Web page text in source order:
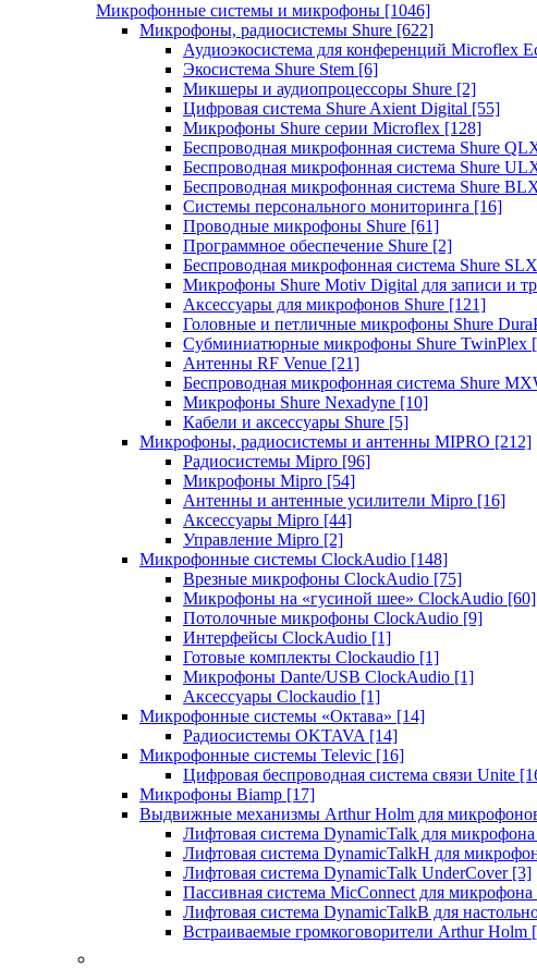
Микрофонные системы и микрофоны [1046]
Микрофоны, радиосистемы Shure [622]
Аудиоэкосистема для конференций Microflex
Экосистема Shure Stem [6]
Микшеры и аудиопроцессоры Shure [2]
Цифровая система Shure Axient Digital [55]
Микрофоны Shure серии Microflex [128]
Беспроводная микрофонная система Shure
Беспроводная микрофонная система Shure
Беспроводная микрофонная система Shure
Системы персонального мониторинга [16]
Проводные микрофоны Shure [61]
Программное обеспечение Shure [2]
Беспроводная микрофонная система Shure
Микрофоны Shure Motiv Digital для записи и
Аксессуары для микрофонов Shure [121]
Головные и петличные микрофоны Shure
Субминиатюрные микрофоны Shure TwinPlex
Антенны RF Venue [21]
Беспроводная микрофонная система Shure
Микрофоны Shure Nexadyne [10]
Кабели и аксессуары Shure [5]
Микрофоны, радиосистемы и антенны MIPRO [212]
Радиосистемы Mipro [96]
Микрофоны Mipro [54]
Антенны и антенные усилители Mipro [16]
Аксессуары Mipro [44]
Управление Mipro [2]
Микрофонные системы ClockAudio [148]
Врезные микрофоны ClockAudio [75]
Микрофоны на «гусиной шее» ClockAudio [60]
Потолочные микрофоны ClockAudio [9]
Интерфейсы ClockAudio [1]
Готовые комплекты Clockaudio [1]
Микрофоны Dante/USB ClockAudio [1]
Аксессуары Clockaudio [1]
Микрофонные системы «Октава» [14]
Радиосистемы OKTAVA [14]
Микрофонные системы Televic [16]
Цифровая беспроводная система связи Unite
Микрофоны Biamp [17]
Выдвижные механизмы Arthur Holm для
Лифтовая система DynamicTalk для микрофона
Лифтовая система DynamicTalkH для
Лифтовая система DynamicTalk UnderCover [3]
Пассивная система MicConnect для микрофона
Лифтовая система DynamicTalkB для
Встраиваемые громкоговорители Arthur Holm